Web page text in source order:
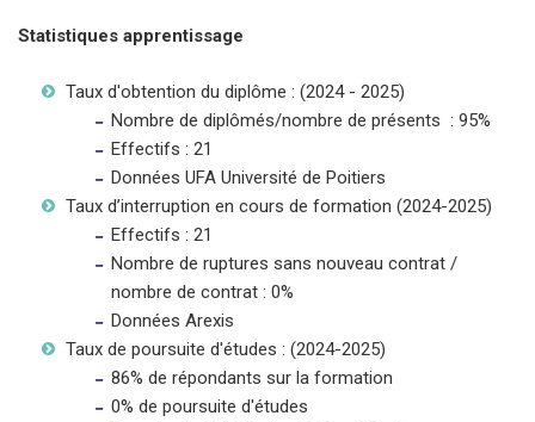
Statistiques apprentissage
Taux d'obtention du diplôme : (2024 - 2025)
Nombre de diplômés/nombre de présents : 95%
Effectifs : 21
Données UFA Université de Poitiers
Taux d’interruption en cours de formation (2024-2025)
Effectifs : 21
Nombre de ruptures sans nouveau contrat /
nombre de contrat : 0%
Données Arexis
Taux de poursuite d'études : (2024-2025)
86% de répondants sur la formation
0% de poursuite d'études